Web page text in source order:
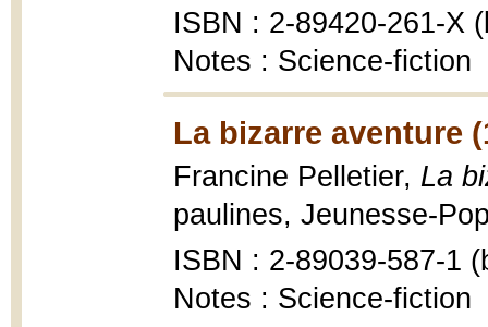
ISBN : 2-89420-261-X
Notes : Science-fiction
La bizarre aventure
Francine Pelletier, La
paulines, Jeunesse-
ISBN : 2-89039-587-1
Notes : Science-fiction